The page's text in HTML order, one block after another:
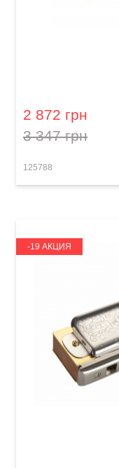
2 872 грн
3 347 грн
125788
-19 АКЦИЯ